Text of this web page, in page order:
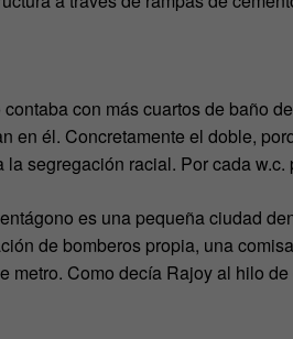
con más cuartos de baño
en él. Concretamente el doble,
segregación racial. Por cada
es una pequeña ciudad
de bomberos propia, una
metro. Como decía Rajoy al hilo